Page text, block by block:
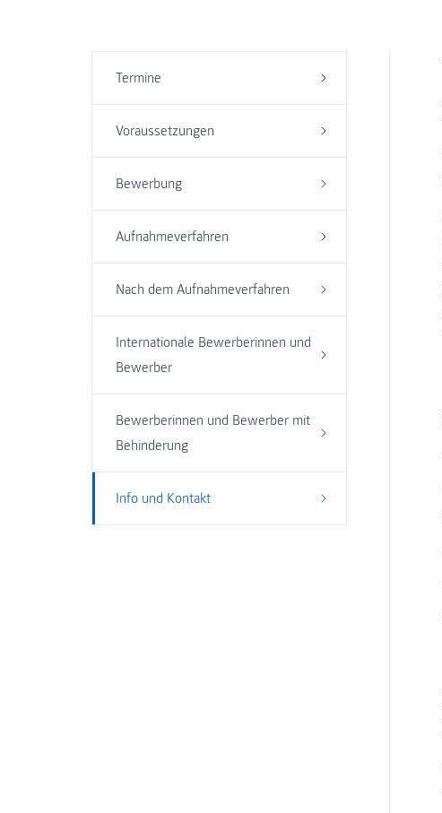
Termine
Voraussetzungen
Bewerbung
Aufnahmeverfahren
Nach dem Aufnahmeverfahren
Internationale Bewerberinnen und
Bewerber
Bewerberinnen und Bewerber mit
Behinderung
Info und Kontakt